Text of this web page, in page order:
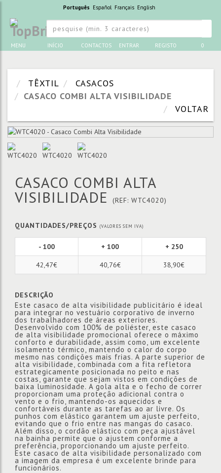
Português Español Français English
MENU INÍCIO CONTACTOS ENTRAR REGISTO 0
TÊXTIL
CASACOS
CASACO COMBI ALTA VISIBILIDADE
VOLTAR
CASACO COMBI ALTA
VISIBILIDADE (REF: WTC4020)
QUANTIDADES/PREÇOS (VALORES SEM IVA)
- 100 + 100 + 250
42,47€ 40,76€ 38,90€
DESCRIÇÃO
Este casaco de alta visibilidade publicitário é ideal
para integrar no vestuário corporativo de inverno
dos trabalhadores de áreas exteriores.
Desenvolvido com 100% de poliéster, este casaco
de alta visibilidade promocional oferece o máximo
conforto e durabilidade, assim como, um excelente
isolamento térmico, mantendo o calor do corpo
mesmo nas condições mais frias. A parte superior de
alta visibilidade, combinada com a fita refletora
estrategicamente posicionada no peito e nas
costas, garante que sejam vistos em condições de
baixa luminosidade. A gola alta e o fecho de correr
proporcionam uma proteção adicional contra o
vento e o frio, mantendo-os aquecidos e
confortáveis durante as tarefas ao ar livre. Os
punhos com elástico garantem um ajuste perfeito,
evitando que o frio entre nas mangas do casaco.
Além disso, o cordão elástico com peça ajustável
na bainha permite que o ajustem conforme a
preferência, proporcionando um ajuste perfeito.
Este casaco de alta visibilidade personalizado com
a imagem da empresa é um excelente brinde para
funcionários.